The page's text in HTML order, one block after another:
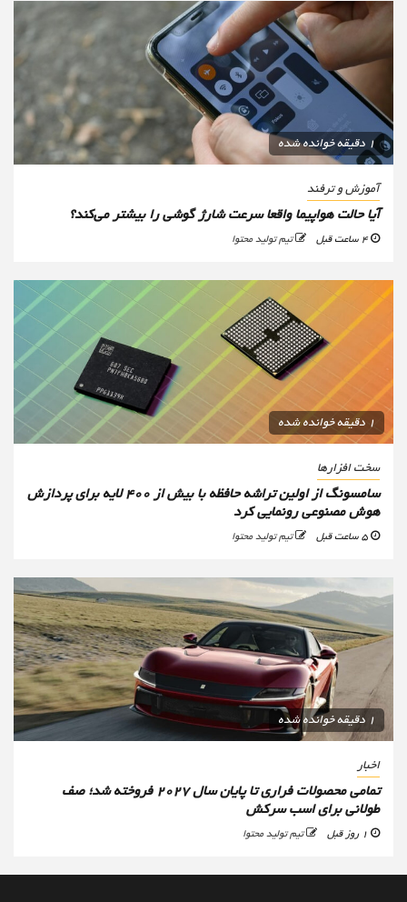
1 دقیقه خوانده شده
آموزش و ترفند
آیا حالت هواپیما واقعا سرعت شارژ گوشی را بیشتر می‌کند؟
تیم تولید محتوا
سخت افزارها
سامسونگ از اولین تراشه حافظه با بیش از ۴۰۰ لایه برای پردازش
هوش مصنوعی رونمایی کرد
تیم تولید محتوا
اخبار
تمامی محصولات فراری تا پایان سال ۲۰۲۷ فروخته شد؛ صف
طولانی برای اسب سرکش
تیم تولید محتوا